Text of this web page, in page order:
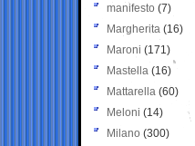
manifesto (7)
Margherita (16)
Maroni (171)
Mastella (16)
Mattarella (60)
Meloni (14)
Milano (300)